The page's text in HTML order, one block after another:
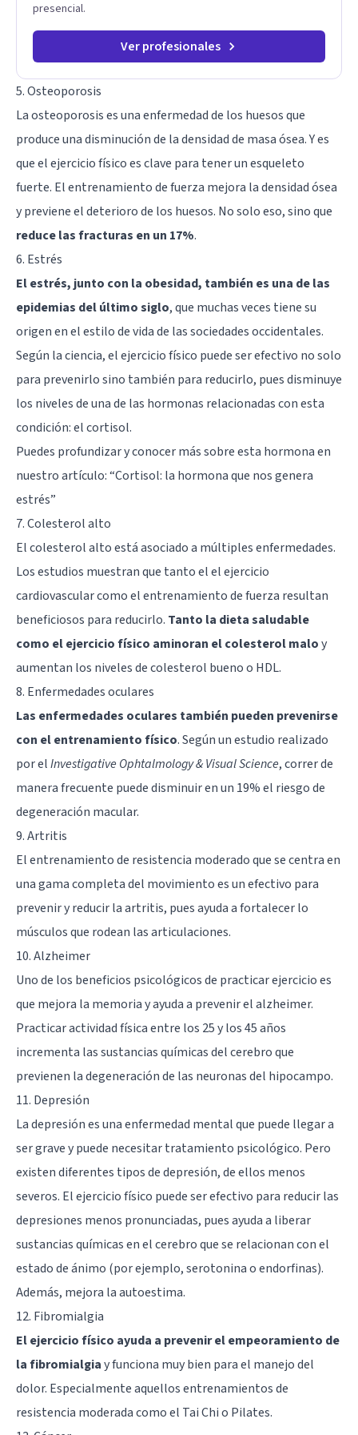
presencial.
Ver profesionales
5. Osteoporosis
La osteoporosis es una enfermedad de los huesos que
produce una disminución de la densidad de masa ósea. Y es
que el ejercicio físico es clave para tener un esqueleto
fuerte. El entrenamiento de fuerza mejora la densidad ósea
y previene el deterioro de los huesos. No solo eso, sino que
reduce las fracturas en un 17%.
6. Estrés
El estrés, junto con la obesidad, también es una de las
epidemias del último siglo, que muchas veces tiene su
origen en el estilo de vida de las sociedades occidentales.
Según la ciencia, el ejercicio físico puede ser efectivo no solo
para prevenirlo sino también para reducirlo, pues disminuye
los niveles de una de las hormonas relacionadas con esta
condición: el cortisol.
Puedes profundizar y conocer más sobre esta hormona en
nuestro artículo: “Cortisol: la hormona que nos genera
estrés”
7. Colesterol alto
El colesterol alto está asociado a múltiples enfermedades.
Los estudios muestran que tanto el el ejercicio
cardiovascular como el entrenamiento de fuerza resultan
beneficiosos para reducirlo. Tanto la dieta saludable
como el ejercicio físico aminoran el colesterol maloy
aumentan los niveles de colesterol bueno o HDL.
8. Enfermedades oculares
Las enfermedades oculares también pueden prevenirse
con el entrenamiento físico. Según un estudio realizado
por elInvestigative Ophtalmology & Visual Science, correr de
manera frecuente puede disminuir en un 19% el riesgo de
degeneración macular.
9. Artritis
El entrenamiento de resistencia moderado que se centra en
una gama completa del movimiento es un efectivo para
prevenir y reducir la artritis, pues ayuda a fortalecer lo
músculos que rodean las articulaciones.
10. Alzheimer
Uno de los beneficios psicológicos de practicar ejercicio es
que mejora la memoria yayuda a prevenir el alzheimer.
Practicar actividad física entre los 25 y los 45 años
incrementa las sustancias químicas del cerebro que
previenen la degeneración de las neuronas del hipocampo.
11. Depresión
La depresión es una enfermedad mental que puede llegar a
ser grave y puede necesitar tratamiento psicológico. Pero
existen diferentes tipos de depresión, de ellos menos
severos. El ejercicio físico puede ser efectivo para reducir las
depresiones menos pronunciadas, pues ayuda a liberar
sustancias químicas en el cerebro que se relacionan con el
estado de ánimo (por ejemplo, serotonina o endorfinas).
Además, mejora la autoestima.
12. Fibromialgia
El ejercicio físico ayuda a prevenir el empeoramiento de
la fibromialgiay funciona muy bien para el manejo del
dolor. Especialmente aquellos entrenamientos de
resistencia moderada como el Tai Chi o Pilates.